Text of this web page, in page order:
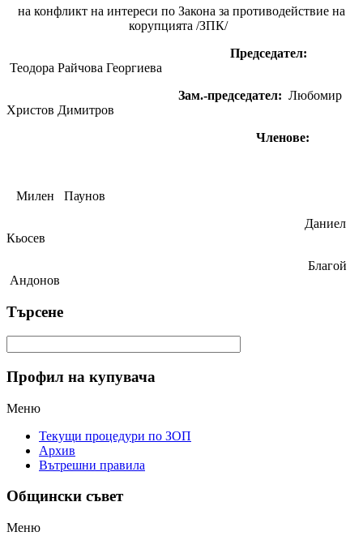
на конфликт на интереси по Закона за противодействие на
корупцията /ЗПК/
Председател:
Теодора Райчова Георгиева
Зам.-председател: Любомир
Христов Димитров
Членове:
Милен Паунов
Даниел
Кьосев
Благой
Андонов
Търсене
Профил на купувача
Меню
Текущи процедури по ЗОП
Архив
Вътрешни правила
Общински съвет
Меню